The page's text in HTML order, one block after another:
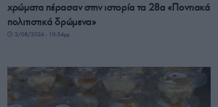
χρώματα πέρασαν στην ιστορία τα 28α «Ποντιακά
πολιτιστικά δρώμενα»
2/08/2026 - 10:34μμ